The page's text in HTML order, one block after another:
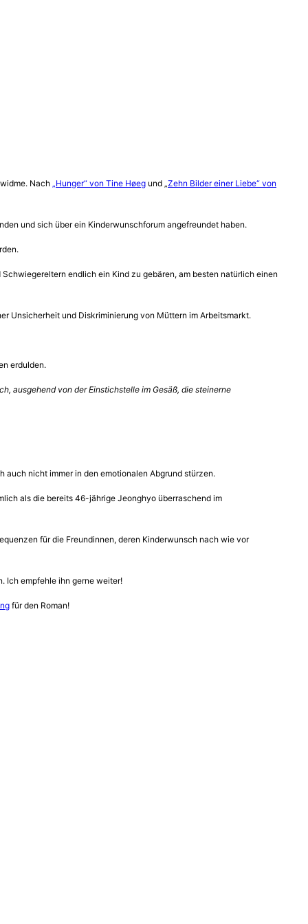
Nach „Hunger“ von Tine Høeg und „ Zehn Bilder einer Liebe“ von
und sich über ein Kinderwunschforum angefreundet haben.
endlich ein Kind zu gebären, am besten natürlich einen
Unsicherheit und Diskriminierung von Müttern im Arbeitsmarkt.
erdulden.
ausgehend von der Einstichstelle im Gesäß, die steinerne
auch nicht immer in den emotionalen Abgrund stürzen.
als die bereits 46-jährige Jeonghyo überraschend im
für die Freundinnen, deren Kinderwunsch nach wie vor
Ich empfehle ihn gerne weiter!
für den Roman!